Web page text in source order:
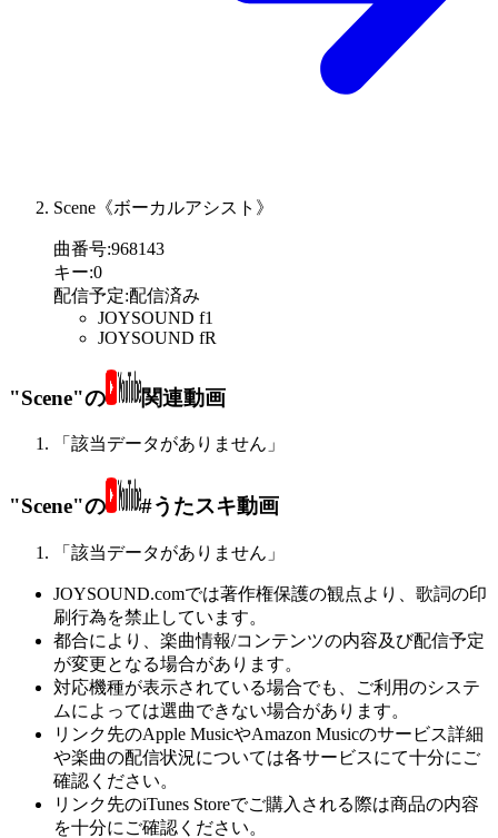
Scene《ボーカルアシスト》
曲番号:968143
キー:0
配信予定:配信済み
JOYSOUND f1
JOYSOUND fR
"Scene"の 関連動画
「該当データがありません」
"Scene"の #うたスキ動画
「該当データがありません」
JOYSOUND.comでは著作権保護の観点より、歌詞の印
刷行為を禁止しています。
都合により、楽曲情報/コンテンツの内容及び配信予定
が変更となる場合があります。
対応機種が表示されている場合でも、ご利用のシステ
ムによっては選曲できない場合があります。
リンク先のApple MusicやAmazon Musicのサービス詳細
や楽曲の配信状況については各サービスにて十分にご
確認ください。
リンク先のiTunes Storeでご購入される際は商品の内容
を十分にご確認ください。